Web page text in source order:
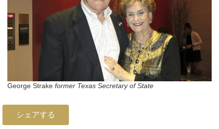
George Strake former Texas Secretary of State
シェアする